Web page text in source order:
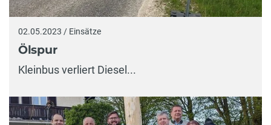
02.05.2023 / Einsätze
Ölspur
Kleinbus verliert Diesel...